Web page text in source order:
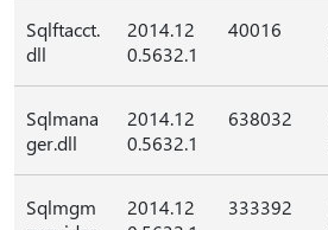
Sqlftacct.
dll
2014.12
0.5632.1
40016
Sqlmana
ger.dll
2014.12
0.5632.1
638032
Sqlmgm
2014.12
333392